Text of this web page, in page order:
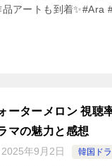
品アートも到着
ーターメロン 視聴
マの魅力と感想
2025年9月2日 韓国ド